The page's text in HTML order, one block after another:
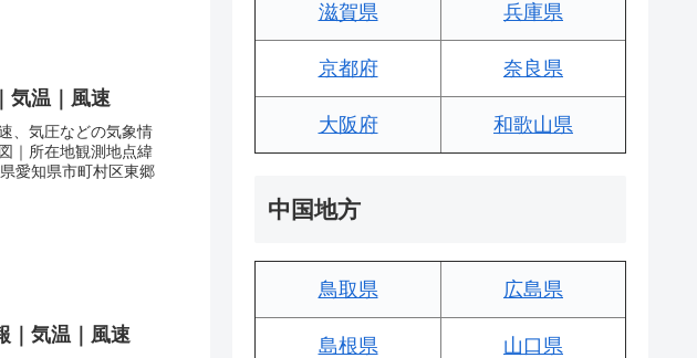
気温｜風速
、気圧などの気象情
｜所在地観測地点緯
愛知県市町村区東郷
｜気温｜風速
滋賀県 兵庫県
京都府 奈良県
大阪府 和歌山県
中国地方
鳥取県 広島県
島根県 山口県